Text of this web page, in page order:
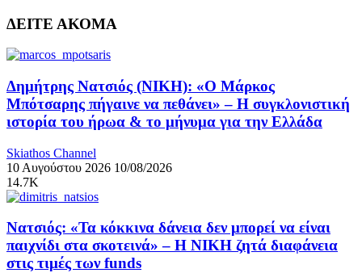
ΔΕΙΤΕ ΑΚΟΜΑ
Δημήτρης Νατσιός (ΝΙΚΗ): «Ο Μάρκος
Μπότσαρης πήγαινε να πεθάνει» – Η συγκλονιστική
ιστορία του ήρωα & το μήνυμα για την Ελλάδα
Skiathos Channel
10 Αυγούστου 2026 10/08/2026
14.7K
Νατσιός: «Τα κόκκινα δάνεια δεν μπορεί να είναι
παιχνίδι στα σκοτεινά» – Η ΝΙΚΗ ζητά διαφάνεια
στις τιμές των funds